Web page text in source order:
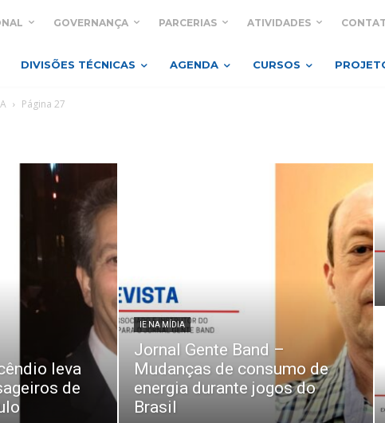
GOVERNANÇA PARCERIAS ATIVIDADES
DIVISÕES TÉCNICAS AGENDA CURSOS
Página 27
leva
de
IE NA MÍDIA
Jornal Gente Band –
Mudanças de consumo de
energia durante jogos do
Brasil